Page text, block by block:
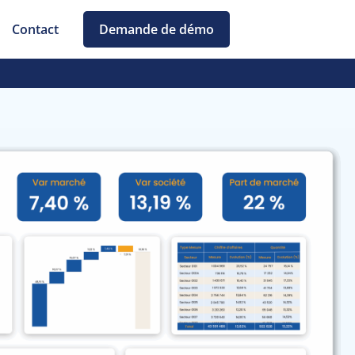
Contact Demande de démo